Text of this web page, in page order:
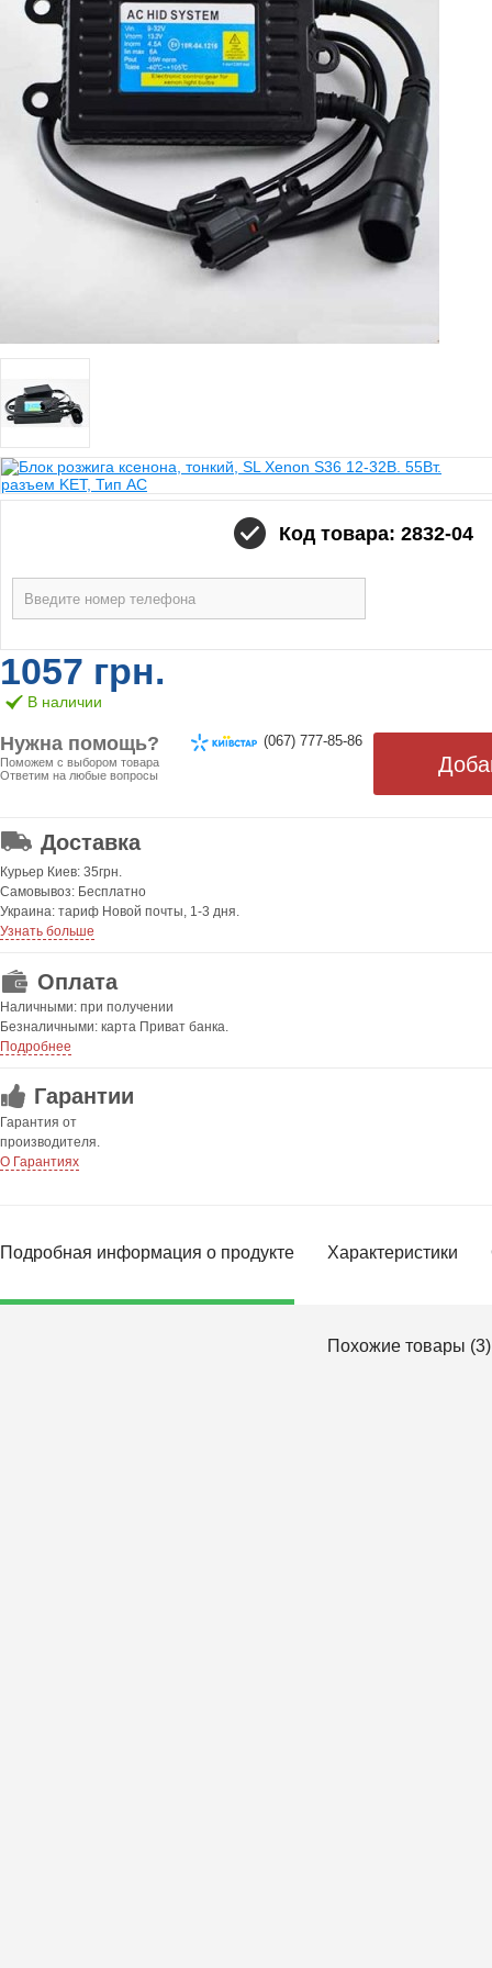
Код товара: 2832-04
1057 грн.
В наличии
Нужна помощь?
Поможем с выбором товара
Ответим на любые вопросы
(067) 777-85-86
Доставка
Курьер Киев: 35грн.
Самовывоз: Бесплатно
Украина: тариф Новой почты, 1-3 дня.
Узнать больше
Оплата
Наличными: при получении
Безналичными: карта Приват банка.
Подробнее
Гарантии
Гарантия от
производителя.
О Гарантиях
Подробная информация о продукте Характеристики
Похожие товары (3)